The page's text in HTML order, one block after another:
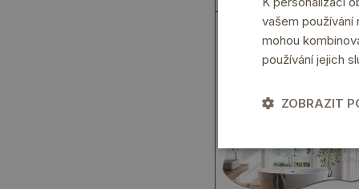
vašem používání
mohou
používání jejich
ZOBRAZIT